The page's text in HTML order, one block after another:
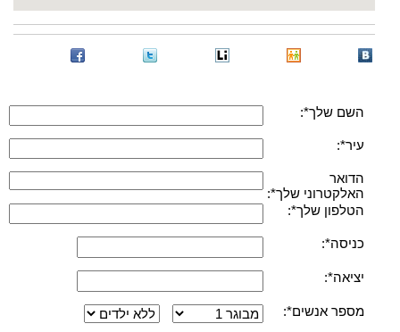
השם שלך*:
עיר*:
הדואר
האלקטרוני שלך*:
הטלפון שלך*:
כניסה*:
יציאה*:
מספר אנשים*: